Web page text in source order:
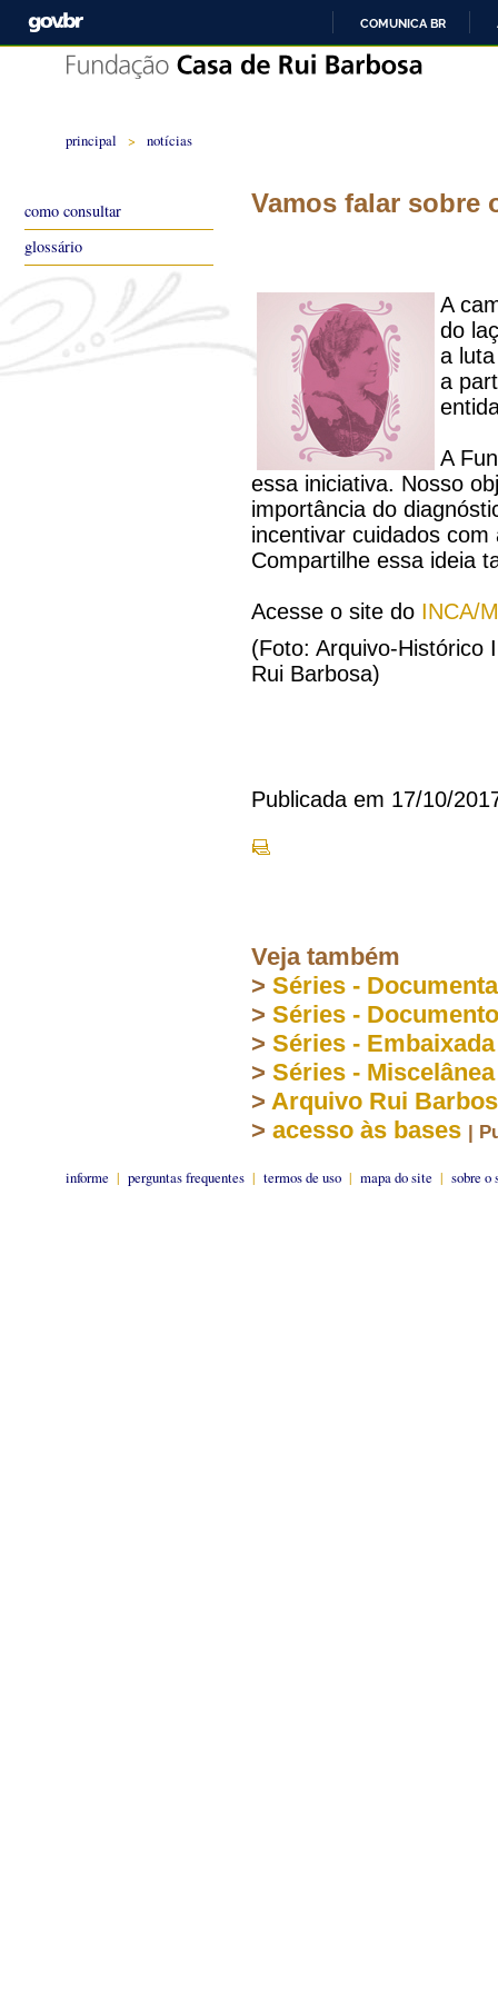
COMUNICA BR
principal > notícias
Vamos falar sobre
A
do
a
a
A
essa iniciativa. Nosso
importância do
incentivar cuidados
Compartilhe essa ideia
Acesse o site do INCA/
(Foto: Arquivo-Histórico
Rui Barbosa)
Publicada em 17/10/
Veja também
> Séries -
> Séries -
> Séries -
> Séries - Miscelânea
> Arquivo Rui
> acesso às bases |
informe | perguntas frequentes | termos de uso | mapa do site | sobre o
como consultar
glossário